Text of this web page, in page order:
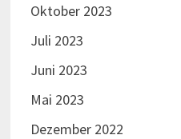
Oktober 2023
Juli 2023
Juni 2023
Mai 2023
Dezember 2022